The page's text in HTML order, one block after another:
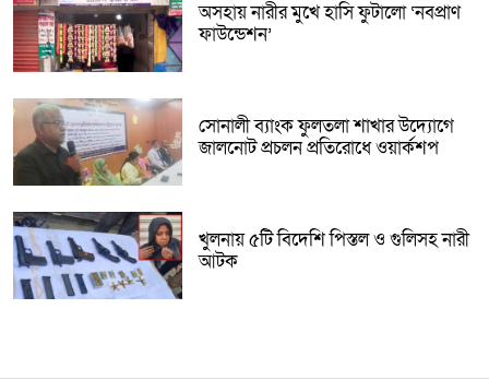
অসহায় নারীর মুখে হাসি ফুটালো ‘নবপ্রাণ
ফাউন্ডেশন’
সোনালী ব্যাংক ফুলতলা শাখার উদ্যোগে
জালনোট প্রচলন প্রতিরোধে ওয়ার্কশপ
খুলনায় ৫টি বিদেশি পিস্তল ও গুলিসহ নারী
আটক